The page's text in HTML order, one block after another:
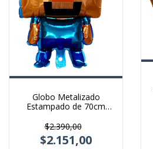
Globo Metalizado
Estampado de 70cm
$2.390,00
$2.151,00